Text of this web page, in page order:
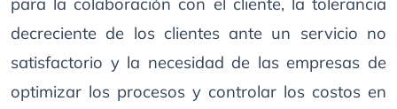
decreciente de los clientes ante un servicio no
satisfactorio y la necesidad de las empresas de
optimizar los procesos y controlar los costos en